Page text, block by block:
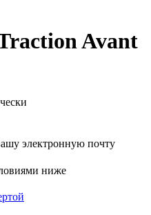
Avant
электронную почту
ниже